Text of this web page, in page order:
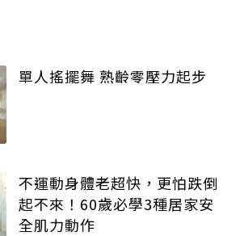
單人搖擺舞 熟齡零壓力起步
不運動身體老超快，更怕跌倒
起不來！60歲必學3種居家安
全肌力動作